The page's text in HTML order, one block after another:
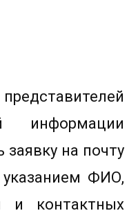
информации
на почту
указанием ФИО,
и контактных